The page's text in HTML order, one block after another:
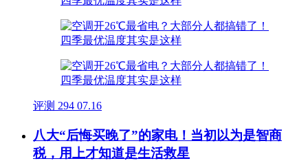
评测 294 07.16
八大“后悔买晚了”的家电！当初以为是智商
税，用上才知道是生活救星